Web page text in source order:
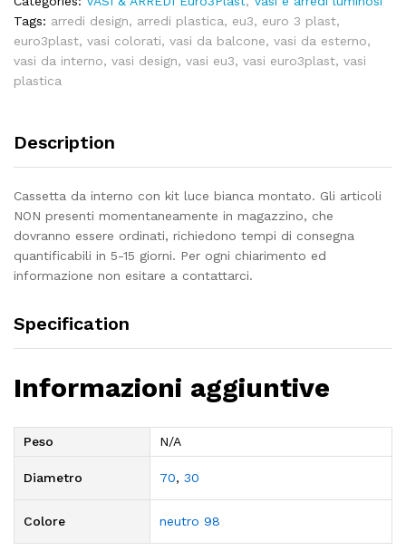
Tags: arredi design, arredi plastica, eu3, euro 3 plast,
euro3plast, vasi colorati, vasi da balcone, vasi da esterno,
vasi da interno, vasi design, vasi eu3, vasi euro3plast, vasi
plastica
Description
Cassetta da interno con kit luce bianca montato. Gli articoli
NON presenti momentaneamente in magazzino, che
dovranno essere ordinati, richiedono tempi di consegna
quantificabili in 5-15 giorni. Per ogni chiarimento ed
informazione non esitare a contattarci.
Specification
Informazioni aggiuntive
Peso N/A
Diametro 70, 30
Colore neutro 98